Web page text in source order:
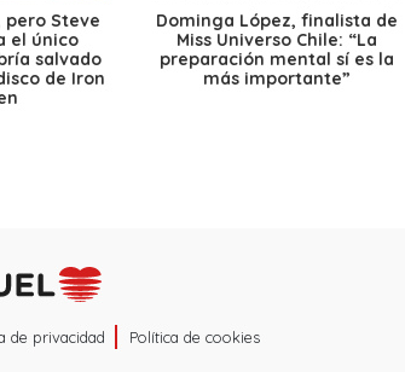
pero Steve
el único
salvado
de Iron
Dominga López, finalista de
Miss Universo Chile: “La
preparación mental sí es la
más importante”
de privacidad Política de cookies